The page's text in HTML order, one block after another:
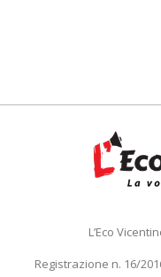
L’Eco
Registrazione n. 16/